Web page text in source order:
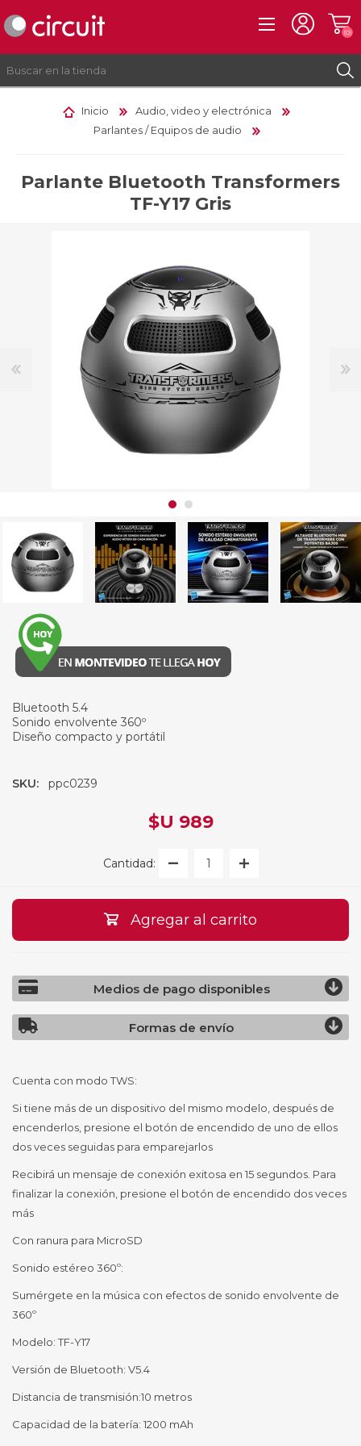
(0)
Inicio
Audio, video y electrónica
Parlantes / Equipos de audio
Parlante Bluetooth Transformers
TF-Y17 Gris
Bluetooth 5.4
Sonido envolvente 360º
Diseño compacto y portátil
SKU: ppc0239
$U 989
Cantidad:
Agregar al carrito
Medios de pago disponibles
Formas de envío
Cuenta con modo TWS:
Si tiene más de un dispositivo del mismo modelo, después de
encenderlos, presione el botón de encendido de uno de ellos
dos veces seguidas para emparejarlos
Recibirá un mensaje de conexión exitosa en 15 segundos. Para
finalizar la conexión, presione el botón de encendido dos veces
más
Con ranura para MicroSD
Sonido estéreo 360º:
Sumérgete en la música con efectos de sonido envolvente de
360º
Modelo: TF-Y17
Versión de Bluetooth: V5.4
Distancia de transmisión:10 metros
Capacidad de la batería: 1200 mAh